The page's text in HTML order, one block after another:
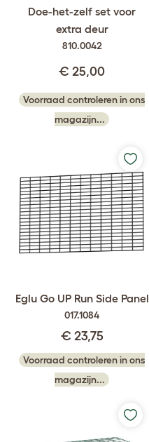
Doe-het-zelf set voor
extra deur
810.0042
€ 25,00
Voorraad controleren in ons
magazijn...
Eglu Go UP Run Side Panel
017.1084
€ 23,75
Voorraad controleren in ons
magazijn...